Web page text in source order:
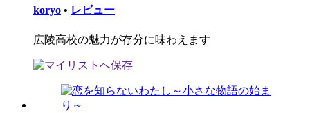
koryo • レビュー
広陵高校の魅力が存分に味わえます